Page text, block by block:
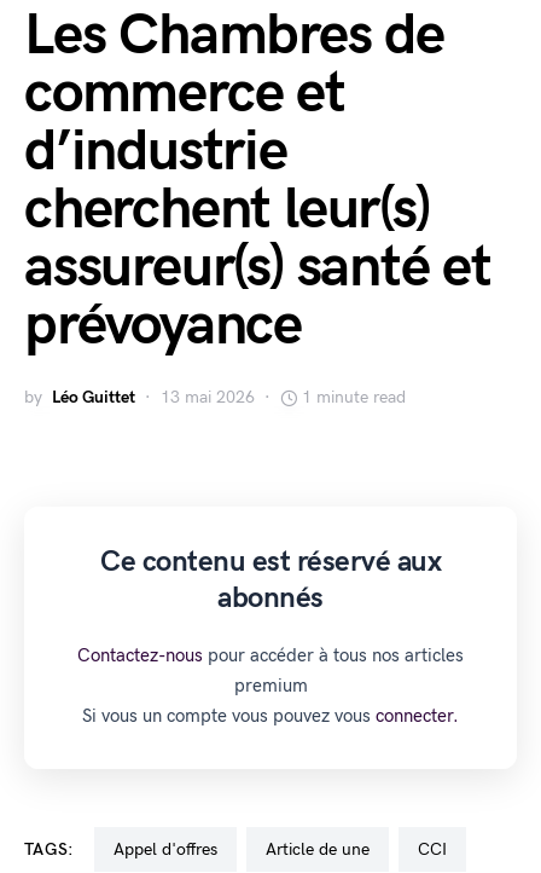
Les Chambres de
commerce et
d’industrie
cherchent leur(s)
assureur(s) santé et
prévoyance
by Léo Guittet 13 mai 2026 1 minute read
Ce contenu est réservé aux
abonnés
Contactez-nous pour accéder à tous nos articles
premium
Si vous un compte vous pouvez vous connecter.
TAGS: appel d'offres Article de une CCI